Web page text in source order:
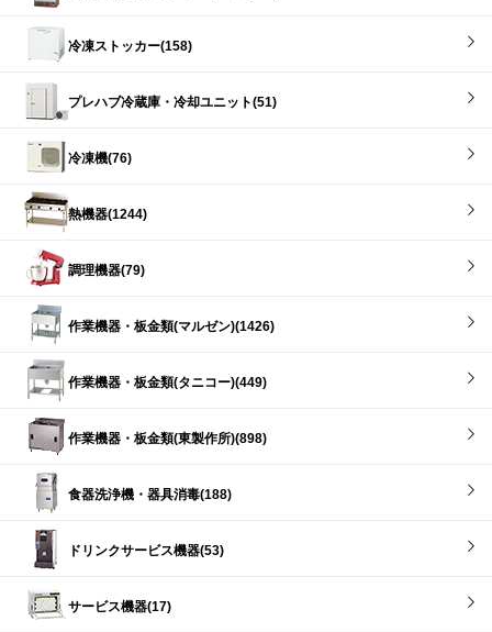
冷凍ストッカー(158)
プレハブ冷蔵庫・冷却ユニット(51)
冷凍機(76)
熱機器(1244)
調理機器(79)
作業機器・板金類(マルゼン)(1426)
作業機器・板金類(タニコー)(449)
作業機器・板金類(東製作所)(898)
食器洗浄機・器具消毒(188)
ドリンクサービス機器(53)
サービス機器(17)